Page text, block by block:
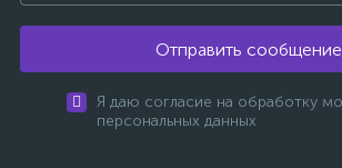
Отправить сообщение
Я даю согласие на обработку
персональных данных